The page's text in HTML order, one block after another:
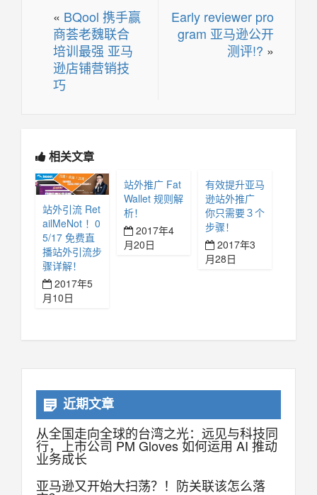
Early reviewer pro
gram 亚马逊公开
测评!? »
« BQool 携手赢
商荟老魏联合
培训最强 亚马
逊店铺营销技
巧
相关文章
站外引流 Ret
ailMeNot ！0
5/17 免费直
播站外引流步
骤详解！
2017年5
月10日
站外推广 Fat
Wallet 规则解
析！
2017年4
月20日
有效提升亚马
逊站外推广
你只需要３个
步骤！
2017年3
月28日
近期文章
从全国走向全球的台湾之光：远见与科技同
行，上市公司 PM Gloves 如何运用 AI 推动
业务成长
亚马逊又开始大扫荡？！防关联该怎么落